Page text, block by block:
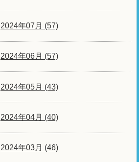
2024年07月 (57)
2024年06月 (57)
2024年05月 (43)
2024年04月 (40)
2024年03月 (46)